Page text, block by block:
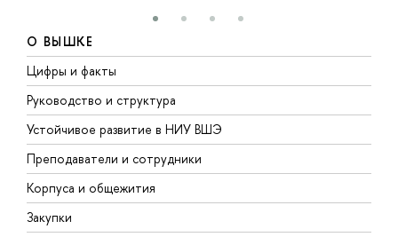
О ВЫШКЕ
Цифры и факты
Руководство и структура
Устойчивое развитие в НИУ ВШЭ
Преподаватели и сотрудники
Корпуса и общежития
Закупки